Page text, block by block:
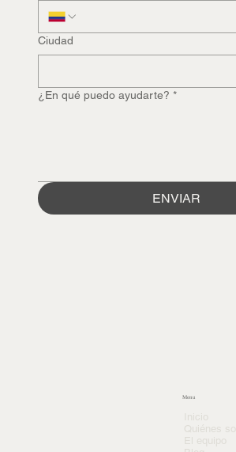
Ciudad
¿En qué puedo ayudarte? *
ENVIAR
Menu